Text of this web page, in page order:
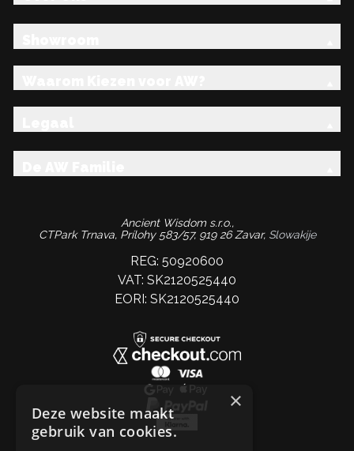
Ancient Wisdom s.r.o.,
CTPark Trnava, Prílohy 583/57, 919 26 Zavar, Slowakije
REG: 50920600
VAT: SK2120525440
EORI: SK2120525440
×
Deze website maakt
gebruik van cookies.